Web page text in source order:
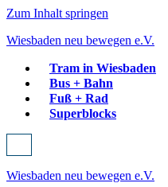
Zum Inhalt springen
Wiesbaden neu bewegen e.V.
Tram in Wiesbaden
Bus + Bahn
Fuß + Rad
Superblocks
Navigationsmenü
Wiesbaden neu bewegen e.V.